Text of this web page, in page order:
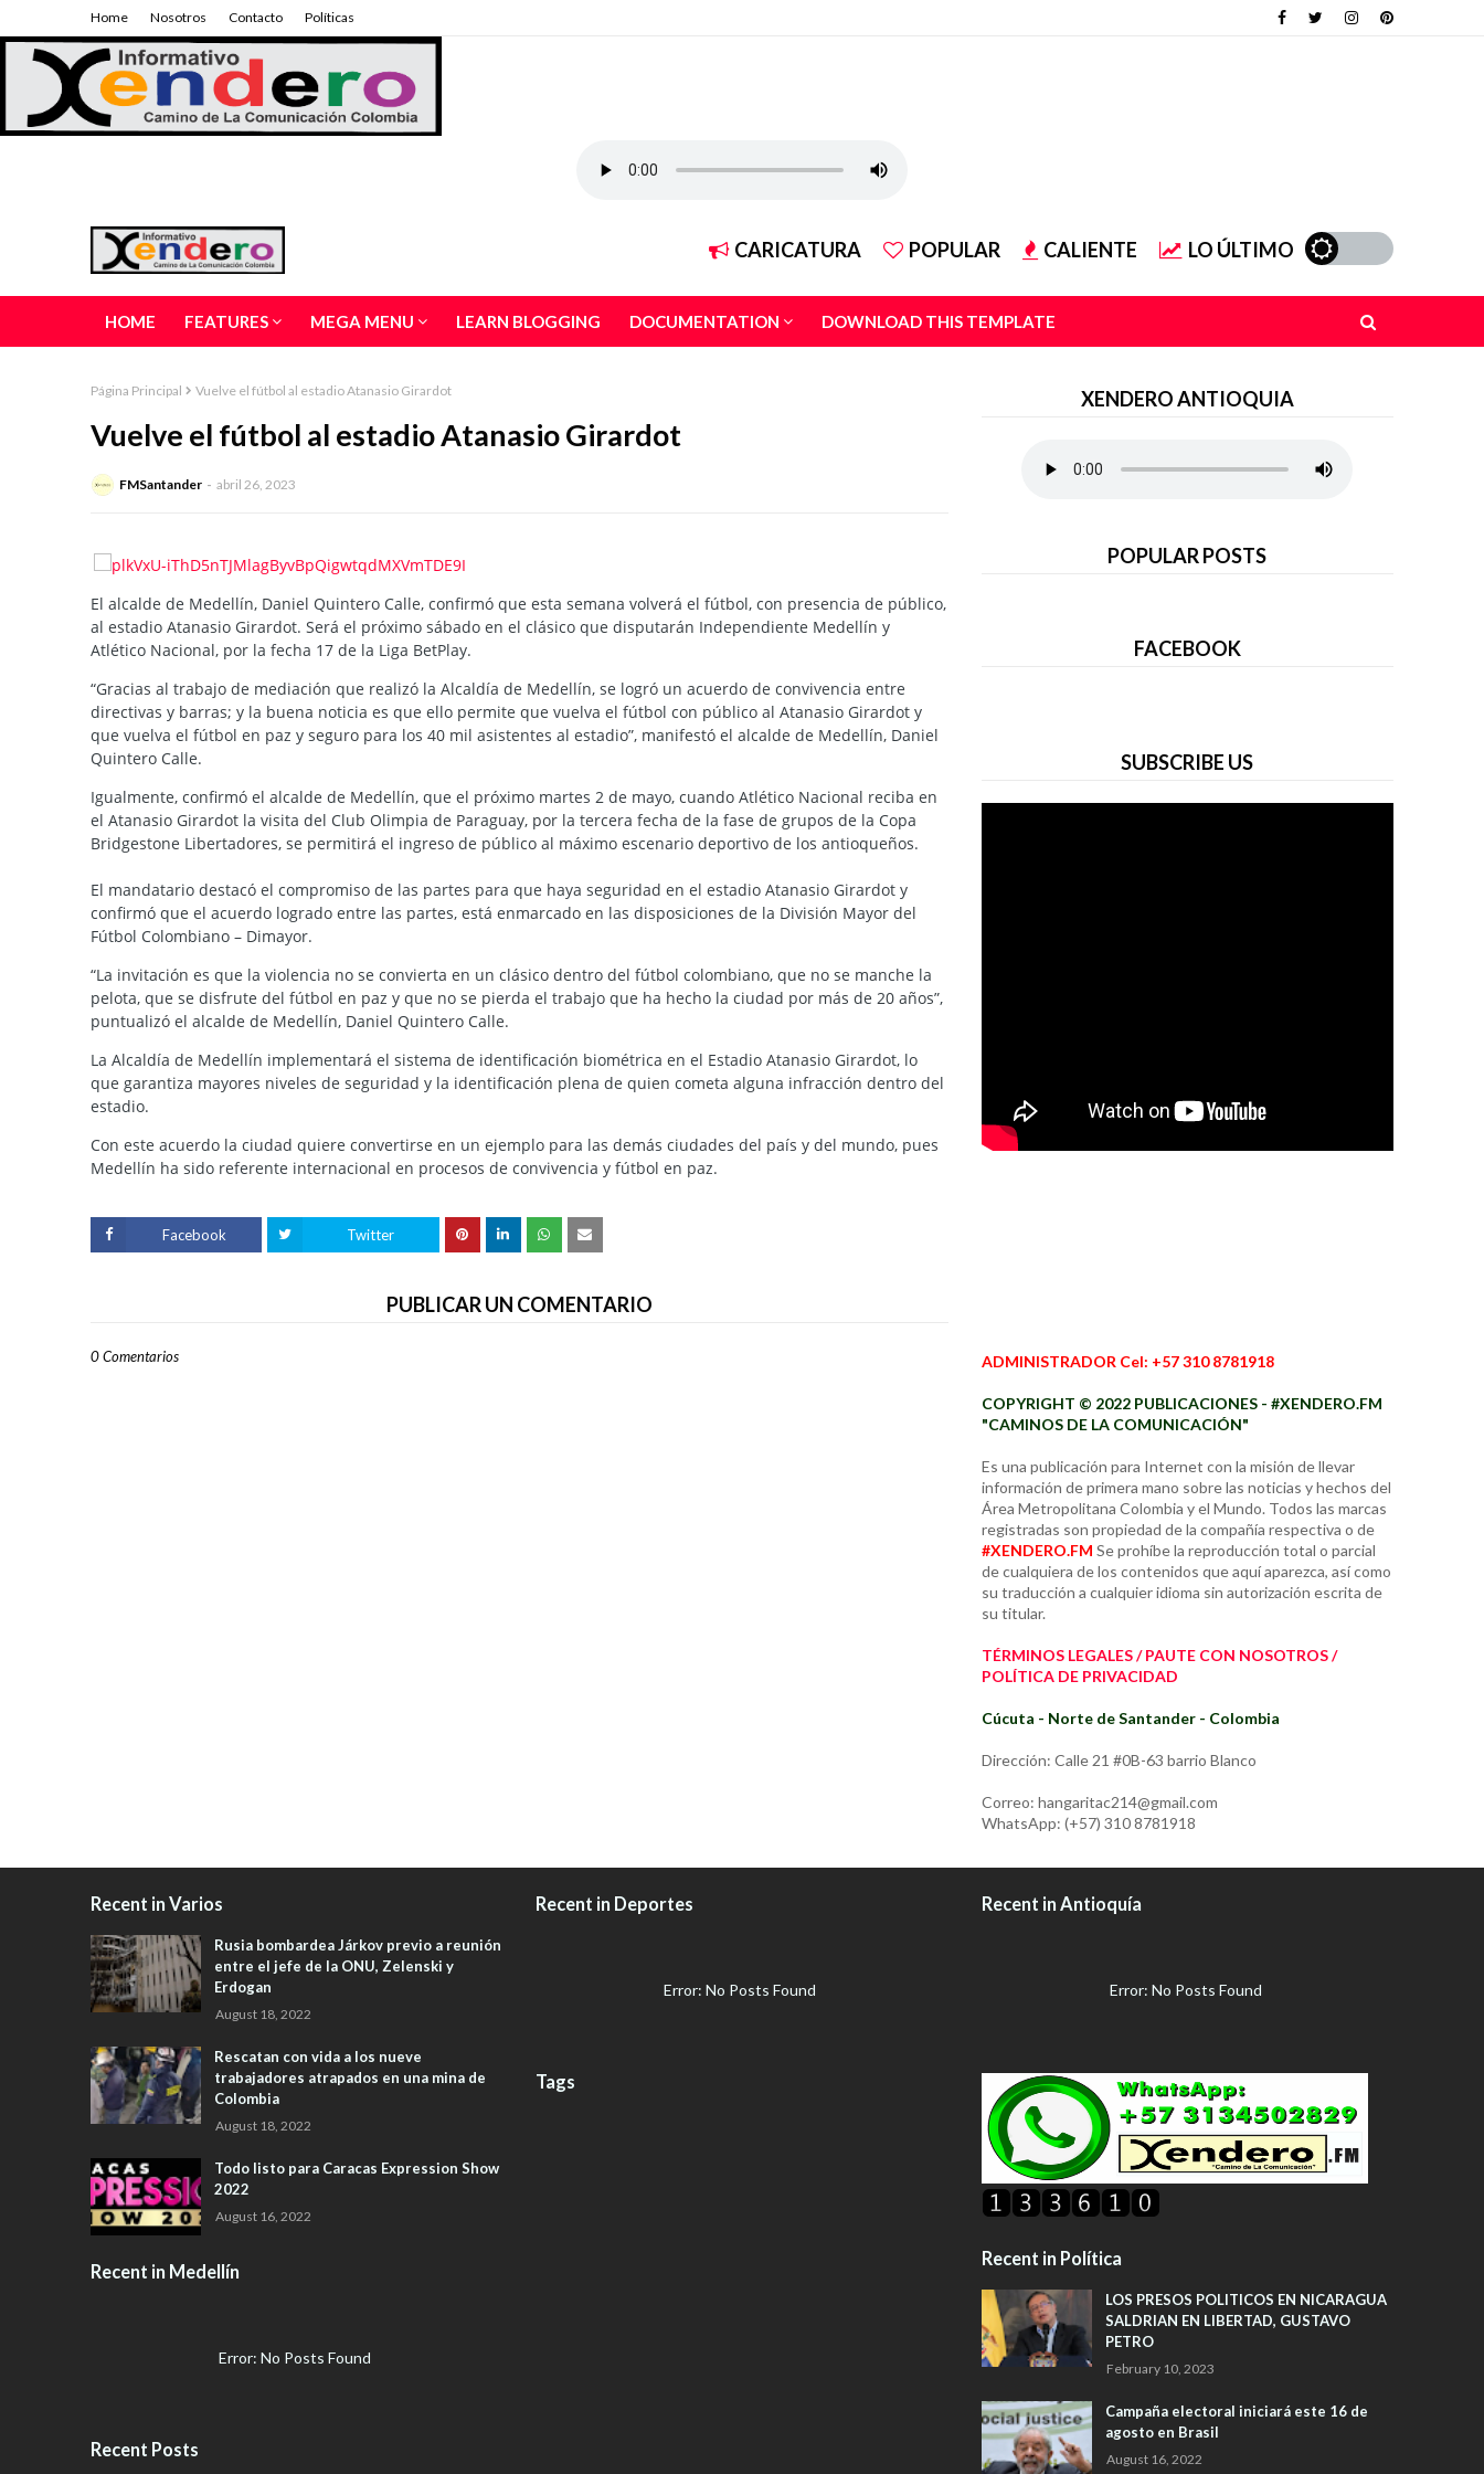
Home Nosotros Contacto Políticas
CARICATURA POPULAR CALIENTE LO ÚLTIMO
HOME FEATURES MEGA MENU LEARN BLOGGING DOCUMENTATION DOWNLOAD THIS TEMPLATE
Página Principal Vuelve el fútbol al estadio Atanasio Girardot
Vuelve el fútbol al estadio Atanasio Girardot
FMSantander abril 26, 2023
El alcalde de Medellín, Daniel Quintero Calle, confirmó que esta semana volverá el fútbol, con presencia de público,
al estadio Atanasio Girardot. Será el próximo sábado en el clásico que disputarán Independiente Medellín y
Atlético Nacional, por la fecha 17 de la Liga BetPlay.
“Gracias al trabajo de mediación que realizó la Alcaldía de Medellín, se logró un acuerdo de convivencia entre
directivas y barras; y la buena noticia es que ello permite que vuelva el fútbol con público al Atanasio Girardot y
que vuelva el fútbol en paz y seguro para los 40 mil asistentes al estadio”, manifestó el alcalde de Medellín, Daniel
Quintero Calle.
Igualmente, confirmó el alcalde de Medellín, que el próximo martes 2 de mayo, cuando Atlético Nacional reciba en
el Atanasio Girardot la visita del Club Olimpia de Paraguay, por la tercera fecha de la fase de grupos de la Copa
Bridgestone Libertadores, se permitirá el ingreso de público al máximo escenario deportivo de los antioqueños.
El mandatario destacó el compromiso de las partes para que haya seguridad en el estadio Atanasio Girardot y
confirmó que el acuerdo logrado entre las partes, está enmarcado en las disposiciones de la División Mayor del
Fútbol Colombiano – Dimayor.
“La invitación es que la violencia no se convierta en un clásico dentro del fútbol colombiano, que no se manche la
pelota, que se disfrute del fútbol en paz y que no se pierda el trabajo que ha hecho la ciudad por más de 20 años”,
puntualizó el alcalde de Medellín, Daniel Quintero Calle.
La Alcaldía de Medellín implementará el sistema de identificación biométrica en el Estadio Atanasio Girardot, lo
que garantiza mayores niveles de seguridad y la identificación plena de quien cometa alguna infracción dentro del
estadio.
Con este acuerdo la ciudad quiere convertirse en un ejemplo para las demás ciudades del país y del mundo, pues
Medellín ha sido referente internacional en procesos de convivencia y fútbol en paz.
Facebook Twitter
PUBLICAR UN COMENTARIO
0 Comentarios
XENDERO ANTIOQUIA
POPULAR POSTS
FACEBOOK
SUBSCRIBE US
ADMINISTRADOR Cel: +57 310 8781918
COPYRIGHT © 2022 PUBLICACIONES - #XENDERO.FM
"CAMINOS DE LA COMUNICACIÓN"
Es una publicación para Internet con la misión de llevar
información de primera mano sobre las noticias y hechos del
Área Metropolitana Colombia y el Mundo. Todos las marcas
registradas son propiedad de la compañía respectiva o de
#XENDERO.FM Se prohíbe la reproducción total o parcial
de cualquiera de los contenidos que aquí aparezca, así como
su traducción a cualquier idioma sin autorización escrita de
su titular.
TÉRMINOS LEGALES / PAUTE CON NOSOTROS /
POLÍTICA DE PRIVACIDAD
Cúcuta - Norte de Santander - Colombia
Dirección: Calle 21 #0B-63 barrio Blanco
Correo: hangaritac214@gmail.com
WhatsApp: (+57) 310 8781918
Recent in Varios
Rusia bombardea Járkov previo a reunión
entre el jefe de la ONU, Zelenski y
Erdogan
August 18, 2022
Rescatan con vida a los nueve
trabajadores atrapados en una mina de
Colombia
August 18, 2022
Todo listo para Caracas Expression Show
2022
August 16, 2022
Recent in Medellín
Error: No Posts Found
Recent Posts
Recent in Deportes
Error: No Posts Found
Tags
Recent in Antioquía
Error: No Posts Found
Recent in Política
LOS PRESOS POLITICOS EN NICARAGUA
SALDRIAN EN LIBERTAD, GUSTAVO
PETRO
February 10, 2023
Campaña electoral iniciará este 16 de
agosto en Brasil
August 16, 2022